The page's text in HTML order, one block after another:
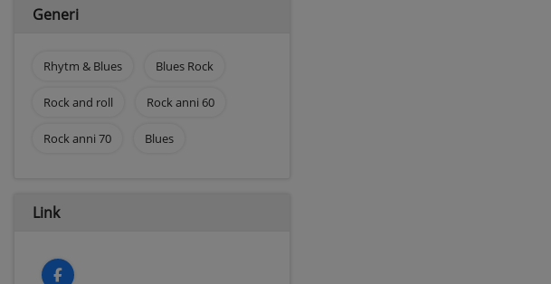
Generi
Rhytm & Blues Blues Rock
Rock and roll Rock anni 60
Rock anni 70 Blues
Link